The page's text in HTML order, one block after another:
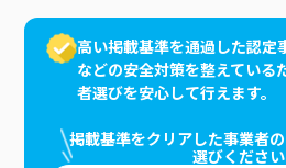
高い掲載基準を通過した認定
などの安全対策を整えている
者選びを安心して行えます。
掲載基準をクリアした事業者
選びください